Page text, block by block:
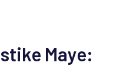
Maye: